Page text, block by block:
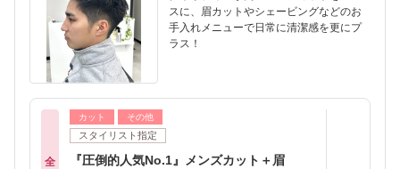
スに、眉カットやシェービングなどのお
手入れメニューで日常に清潔感を更にプ
ラス！
全
カット その他
スタイリスト指定
『圧倒的人気No.1』メンズカット＋眉